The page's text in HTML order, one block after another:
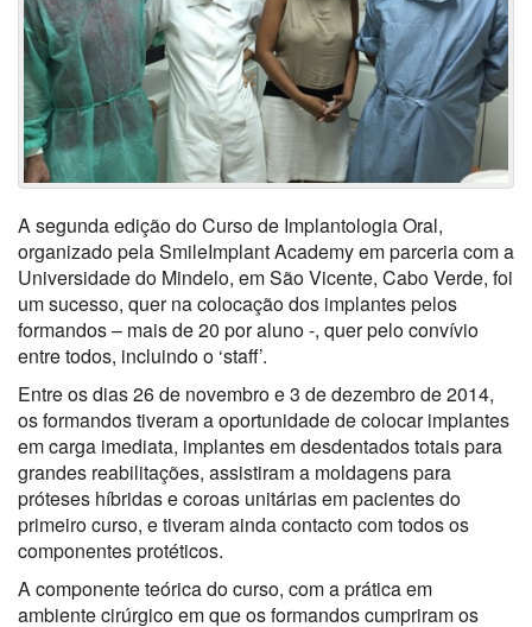
A segunda edição do Curso de Implantologia Oral,
organizado pela SmileImplant Academy em parceria com a
Universidade do Mindelo, em São Vicente, Cabo Verde, foi
um sucesso, quer na colocação dos implantes pelos
formandos – mais de 20 por aluno -, quer pelo convívio
entre todos, incluindo o ‘staff’.
Entre os dias 26 de novembro e 3 de dezembro de 2014,
os formandos tiveram a oportunidade de colocar implantes
em carga imediata, implantes em desdentados totais para
grandes reabilitações, assistiram a moldagens para
próteses híbridas e coroas unitárias em pacientes do
primeiro curso, e tiveram ainda contacto com todos os
componentes protéticos.
A componente teórica do curso, com a prática em
ambiente cirúrgico em que os formandos cumpriram os